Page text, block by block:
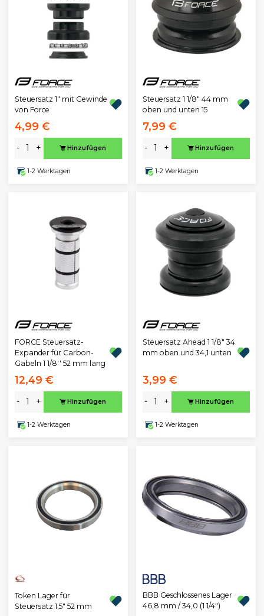
Steuersatz 1" mit Gewinde
von Force
4,99 €
- + Hinzufügen
1-2 Werktagen
Steuersatz 1 1/8" 44 mm
oben und unten 15
7,99 €
- + Hinzufügen
1-2 Werktagen
FORCE Steuersatz-
Expander für Carbon-
Gabeln 1 1/8'' 52 mm lang
12,49 €
- + Hinzufügen
1-2 Werktagen
Steuersatz Ahead 1 1/8" 34
mm oben und 34,1 unten
3,99 €
- + Hinzufügen
1-2 Werktagen
Token Lager für
Steuersatz 1,5" 52 mm
BBB Geschlossenes Lager
46,8 mm / 34,0 (1 1/4")